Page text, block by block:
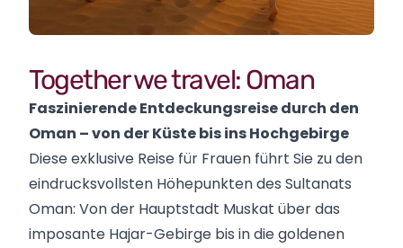
Together we travel: Oman
Faszinierende Entdeckungsreise durch den
Oman – von der Küste bis ins Hochgebirge
Diese exklusive Reise für Frauen führt Sie zu den
eindrucksvollsten Höhepunkten des Sultanats
Oman: Von der Hauptstadt Muskat über das
imposante Hajar-Gebirge bis in die goldenen